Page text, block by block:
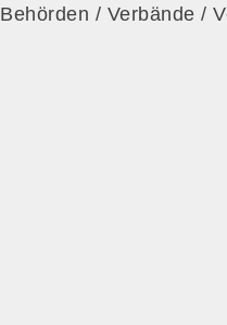
Behörden / Verbände /